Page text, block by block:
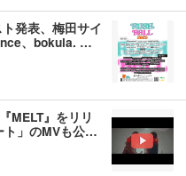
発表、梅田サイ
、bokula. …
MELT』をリリ
」のMVも公…